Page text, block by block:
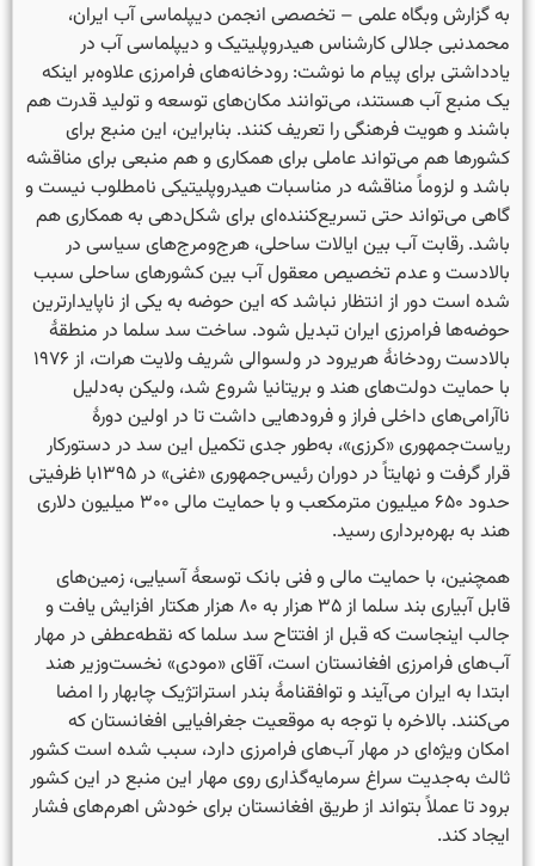
به گزارش وبگاه علمی – تخصصی انجمن دیپلماسی آب ایران،
محمدنبی جلالی کارشناس هیدروپلیتیک و دیپلماسی آب در
یادداشتی برای پیام ما نوشت: رودخانه‌های فرامرزی علاوه‌بر اینکه
یک منبع آب هستند، می‌توانند مکان‌های توسعه و تولید قدرت هم
باشند و هویت فرهنگی را تعریف کنند. بنابراین، این منبع برای
کشورها هم می‌تواند عاملی برای همکاری و هم منبعی برای مناقشه
باشد و لزوماً مناقشه در مناسبات هیدروپلیتیکی نامطلوب نیست و
گاهی می‌تواند حتی تسریع‌کننده‌ای برای شکل‌دهی به همکاری هم
باشد. رقابت آب بین ایالات ساحلی، هرج‌ومرج‌های سیاسی در
بالادست و عدم تخصیص معقول آب بین کشورهای ساحلی سبب
شده است دور از انتظار نباشد که این حوضه به یکی از ناپایدارترین
حوضه‌ها فرامرزی ایران تبدیل شود. ساخت سد سلما در منطقهٔ
بالادست رودخانهٔ هریرود در ولسوالی شریف ولایت هرات، از ۱۹۷۶
با حمایت دولت‌های هند و بریتانیا شروع شد، ولیکن به‌دلیل
ناآرامی‌های داخلی فراز و فرودهایی داشت تا در اولین دورهٔ
ریاست‌جمهوری «کرزی»، به‌طور جدی تکمیل این سد در دستورکار
قرار گرفت و نهایتاً در دوران رئیس‌جمهوری «غنی» در ۱۳۹۵با ظرفیتی
حدود ۶۵۰ میلیون مترمکعب و با حمایت مالی ۳۰۰ میلیون دلاری
هند به بهره‌برداری رسید.
همچنین، با حمایت مالی و فنی بانک توسعهٔ آسیایی، زمین‌های
قابل آبیاری بند سلما از ۳۵ هزار به ۸۰ هزار هکتار افزایش یافت و
جالب اینجاست که قبل از افتتاح سد سلما که نقطه‌عطفی در مهار
آب‌های فرامرزی افغانستان است، آقای «مودی» نخست‌وزیر هند
ابتدا به ایران می‌آیند و توافقنامهٔ بندر استراتژیک چابهار را امضا
می‌کنند. بالاخره با توجه به موقعیت جغرافیایی افغانستان که
امکان ویژه‌ای در مهار آب‌های فرامرزی دارد، سبب شده است کشور
ثالث به‌جدیت سراغ سرمایه‌گذاری روی مهار این منبع در این کشور
برود تا عملاً بتواند از طریق افغانستان برای خودش اهرم‌های فشار
ایجاد کند.